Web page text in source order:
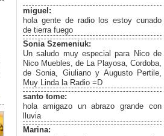
miguel:
hola gente de radio los estoy cunado
de tierra fuego
Sonia Szemeniuk:
Un saludo muy especial para Nico de
Nico Muebles, de La Playosa, Cordoba,
de Sonia, Giuliano y Augusto Pertile,
Muy Linda la Radio =D
santo tome:
hola amigazo un abrazo grande con
lluvia
Marina: